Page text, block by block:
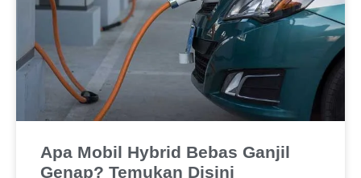
Apa Mobil Hybrid Bebas Ganjil
Genap? Temukan Disini